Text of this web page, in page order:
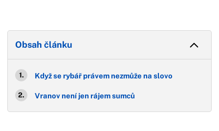
Obsah článku
Když se rybář právem nezmůže na slovo
Vranov není jen rájem sumců